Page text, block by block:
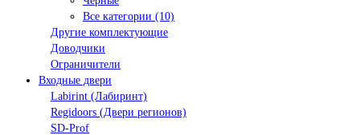
Все категории (10)
Другие комплектующие
Доводчики
Ограничители
Входные двери
Labirint (Лабиринт)
Regidoors (Двери регионов)
SD-Prof